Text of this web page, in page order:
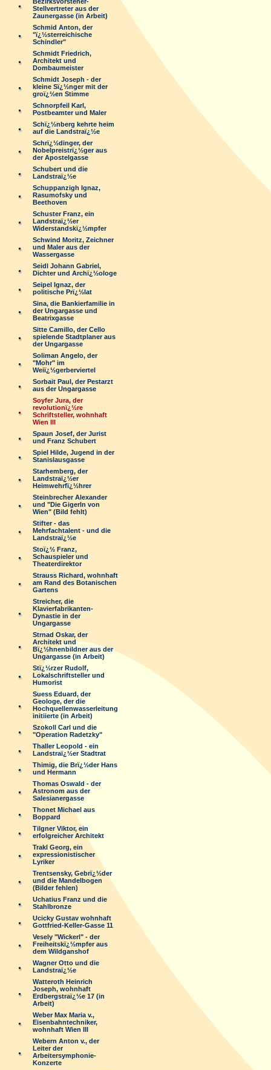
Stellvertreter aus der
Zaunergasse (in Arbeit)
Schmid Anton, der
"ï¿½sterreichische
Schindler"
Schmidt Friedrich,
Architekt und
Dombaumeister
Schmidt Joseph - der
kleine Sï¿½nger mit der
groï¿½en Stimme
Schnorpfeil Karl,
Postbeamter und Maler
Schï¿½nberg kehrte heim
auf die Landstraï¿½e
Schrï¿½dinger, der
Nobelpreistrï¿½ger aus
der Apostelgasse
Schubert und die
Landstraï¿½e
Schuppanzigh Ignaz,
Rasumofsky und
Beethoven
Schuster Franz, ein
Landstraï¿½er
Widerstandskï¿½mpfer
Schwind Moritz, Zeichner
und Maler aus der
Wassergasse
Seidl Johann Gabriel,
Dichter und Archï¿½ologe
Seipel Ignaz, der
politische Prï¿½lat
Sina, die Bankierfamilie in
der Ungargasse und
Beatrixgasse
Sitte Camillo, der Cello
spielende Stadtplaner aus
der Ungargasse
Soliman Angelo, der
"Mohr" im
Weiï¿½gerberviertel
Sorbait Paul, der Pestarzt
aus der Ungargasse
Soyfer Jura, der
revolutionï¿½re
Schriftsteller, wohnhaft
Wien III
Spaun Josef, der Jurist
und Franz Schubert
Spiel Hilde, Jugend in der
Stanislausgasse
Starhemberg, der
Landstraï¿½er
Heimwehrfï¿½hrer
Steinbrecher Alexander
und "Die Gigerln von
Wien" (Bild fehlt)
Stifter - das
Mehrfachtalent - und die
Landstraï¿½e
Stoï¿½ Franz,
Schauspieler und
Theaterdirektor
Strauss Richard, wohnhaft
am Rand des Botanischen
Gartens
Streicher, die
Klavierfabrikanten-
Dynastie in der
Ungargasse
Strnad Oskar, der
Architekt und
Bï¿½hnenbildner aus der
Ungargasse (in Arbeit)
Stï¿½rzer Rudolf,
Lokalschriftsteller und
Humorist
Suess Eduard, der
Geologe, der die
Hochquellenwasserleitung
initiierte (in Arbeit)
Szokoll Carl und die
"Operation Radetzky"
Thaller Leopold - ein
Landstraï¿½er Stadtrat
Thimig, die Brï¿½der Hans
und Hermann
Thomas Oswald - der
Astronom aus der
Salesianergasse
Thonet Michael aus
Boppard
Tilgner Viktor, ein
erfolgreicher Architekt
Trakl Georg, ein
expressionistischer
Lyriker
Trentsensky, Gebrï¿½der
und die Mandelbogen
(Bilder fehlen)
Uchatius Franz und die
Stahlbronze
Ucicky Gustav wohnhaft
Gottfried-Keller-Gasse 11
Vesely "Wickerl" - der
Freiheitskï¿½mpfer aus
dem Wildganshof
Wagner Otto und die
Landstraï¿½e
Watteroth Heinrich
Joseph, wohnhaft
Erdbergstraï¿½e 17 (in
Arbeit)
Weber Max Maria v.,
Eisenbahntechniker,
wohnhaft Wien III
Webern Anton v., der
Leiter der
Arbeitersymphonie-
Konzerte